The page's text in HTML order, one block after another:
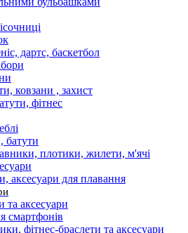
дартс, баскетбол
ковзани , захист
фітнес
батути
плотики, жилети, м'ячі
аксесуари для плавання
та аксесуари
смартфонів
фітнес-браслети та аксесуари